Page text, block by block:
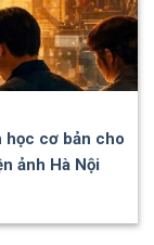
học cơ bản cho
ảnh Hà Nội